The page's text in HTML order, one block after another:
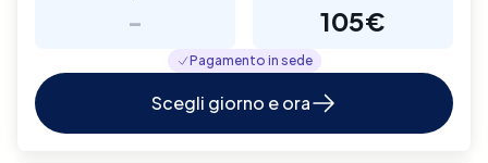
- 105€
Pagamento in sede
Scegli giorno e ora